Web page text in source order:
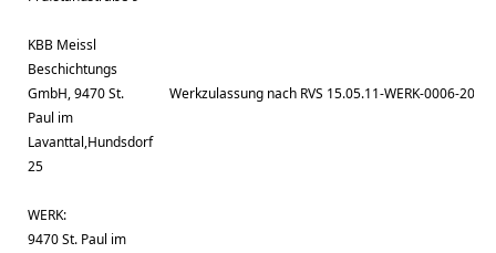
KBB Meissl
Beschichtungs
GmbH, 9470 St.
Paul im
Lavanttal,Hundsdorf
25
WERK:
9470 St. Paul im
Werkzulassung nach RVS 15.05.11-WERK-0006-2010